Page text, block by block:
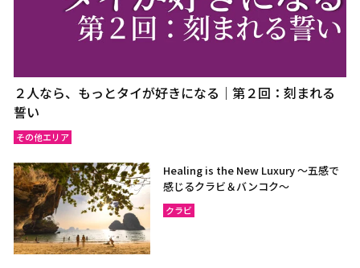
２人なら、もっとタイが好きになる｜第２回：刻まれる
誓い
その他エリア
Healing is the New Luxury ～五感で
感じるクラビ＆バンコク～
クラビ